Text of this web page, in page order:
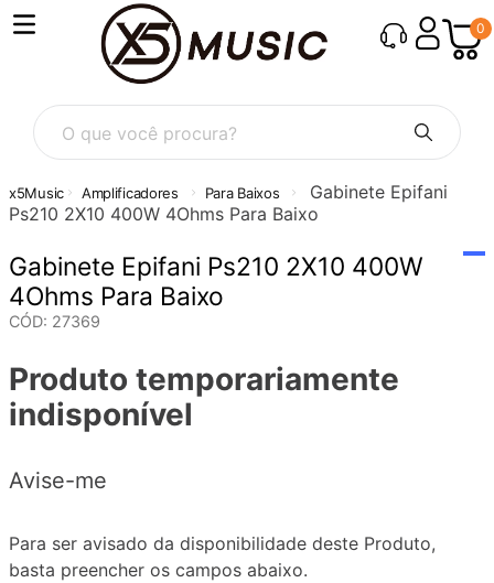
0
O que você procura?
Amplificadores Para Baixos
Gabinete Epifani
Ps210 2X10 400W 4Ohms Para Baixo
Gabinete Epifani Ps210 2X10 400W
4Ohms Para Baixo
CÓD: 27369
Produto temporariamente
indisponível
Avise-me
Para ser avisado da disponibilidade deste Produto,
basta preencher os campos abaixo.